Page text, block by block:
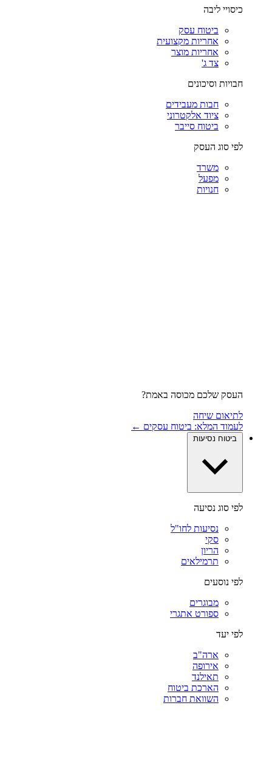
כיסויי ליבה
ביטוח עסק
אחריות מקצועית
אחריות מוצר
צד ג'
חבויות וסיכונים
חבות מעבידים
ציוד אלקטרוני
ביטוח סייבר
לפי סוג העסק
משרד
מפעל
חנויות
העסק שלכם מכוסה באמת?
לתיאום שיחה
לעמוד המלא: ביטוח עסקים ←
ביטוח נסיעות
לפי סוג נסיעה
נסיעות לחו"ל
סקי
הריון
תרמילאים
לפי נוסעים
מבוגרים
ספורט אתגרי
לפי יעד
ארה"ב
אירופה
תאילנד
הארכת ביטוח
השוואת חברות